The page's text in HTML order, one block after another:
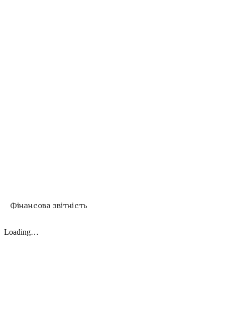
Фінансова звітність